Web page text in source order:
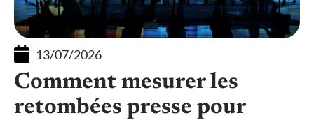
13/07/2026
Comment mesurer les
retombées presse pour